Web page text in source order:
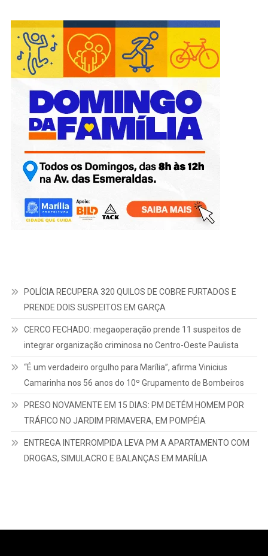
POLÍCIA RECUPERA 320 QUILOS DE COBRE FURTADOS E
PRENDE DOIS SUSPEITOS EM GARÇA
CERCO FECHADO: megaoperação prende 11 suspeitos de
integrar organização criminosa no Centro-Oeste Paulista
“É um verdadeiro orgulho para Marília”, afirma Vinicius
Camarinha nos 56 anos do 10º Grupamento de Bombeiros
PRESO NOVAMENTE EM 15 DIAS: PM DETÉM HOMEM POR
TRÁFICO NO JARDIM PRIMAVERA, EM POMPÉIA
ENTREGA INTERROMPIDA LEVA PM A APARTAMENTO COM
DROGAS, SIMULACRO E BALANÇAS EM MARÍLIA